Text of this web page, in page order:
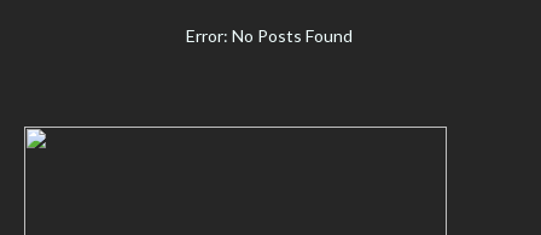
Error: No Posts Found